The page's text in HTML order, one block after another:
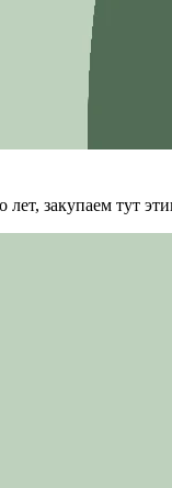
лет, закупаем тут